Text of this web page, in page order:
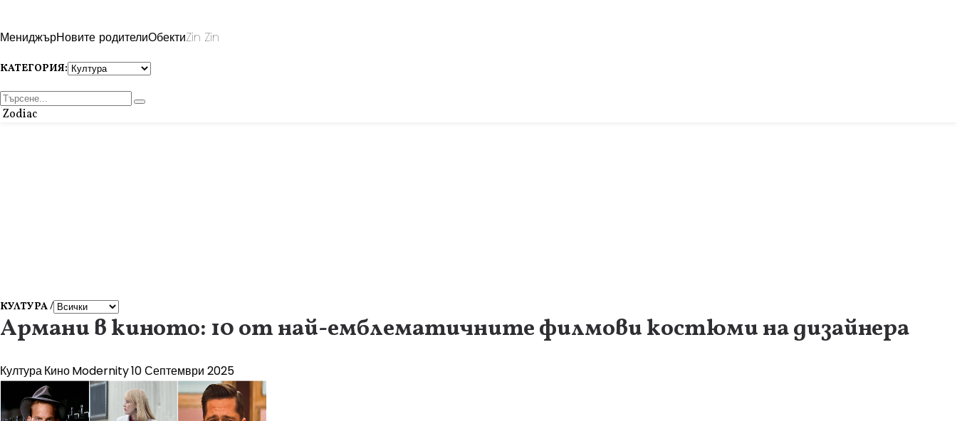
МениджърНовите родителиОбектиZin Zin
КАТЕГОРИЯ:
Zodiac
КУЛТУРА /
Армани в киното: 10 от най-емблематичните филмови костюми на дизайнера
КултураКиноModernity10 Септември 2025